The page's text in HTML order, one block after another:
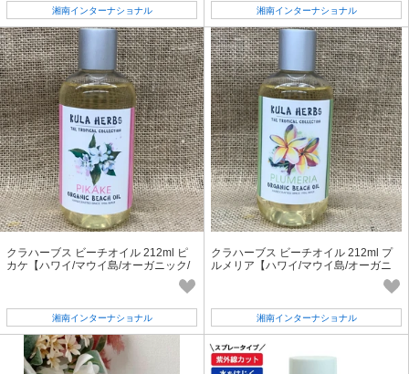
湘南インターナショナル 湘南インターナショナル
クラハーブス ビーチオイル 212ml ピ
カケ【ハワイ/マウイ島/オーガニック/
湘南インターナショナル
クラハーブス ビーチオイル 212ml プ
ルメリア【ハワイ/マウイ島/オーガニ
湘南インターナショナル